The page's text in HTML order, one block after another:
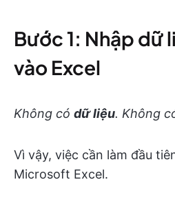
Bước 1: Nhập dữ
vào Excel
Không có dữ liệu. Không
Vì vậy, việc cần làm đầu
Microsoft Excel.